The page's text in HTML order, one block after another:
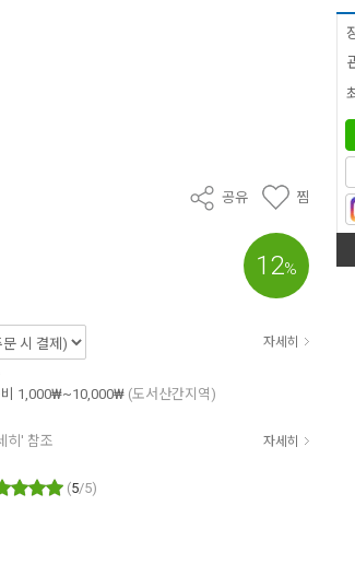
공유 찜
12%
자세히
1,000₩~10,000₩ (도서산간지역)
히' 참조 자세히
(5/5)